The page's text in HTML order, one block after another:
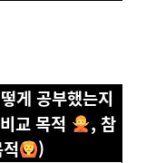
게 공부했는지
교 목적
, 참
)